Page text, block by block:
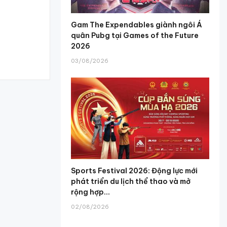
Gam The Expendables giành ngôi Á
quân Pubg tại Games of the Future
2026
03/08/2026
Sports Festival 2026: Động lực mới
phát triển du lịch thể thao và mở
rộng hợp...
02/08/2026